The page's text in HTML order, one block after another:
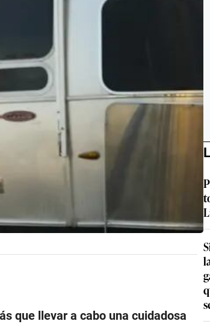
que llevar a cabo una cuidadosa